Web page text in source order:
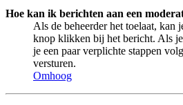
Hoe kan ik berichten aan een
Als de beheerder het toelaat, kan
knop klikken bij het bericht. Als
je een paar verplichte stappen
versturen.
Omhoog